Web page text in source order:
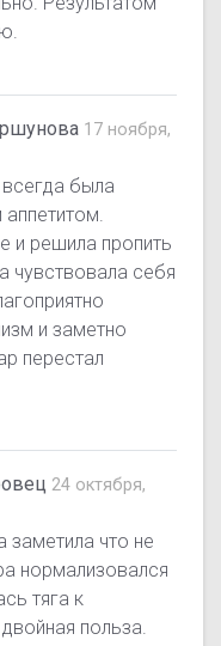
17 ноября,
была
и решила пропить
чувствовала себя
и заметно
перестал
24 октября,
что не
нормализовался
тяга к
польза.